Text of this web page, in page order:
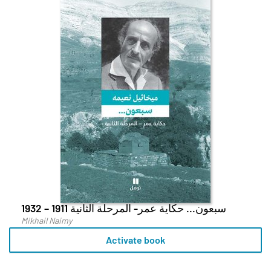
سبعون... حكاية عمر- المرحلة الثانية 1911 – 1932
Mikhail Naimy
Activate book